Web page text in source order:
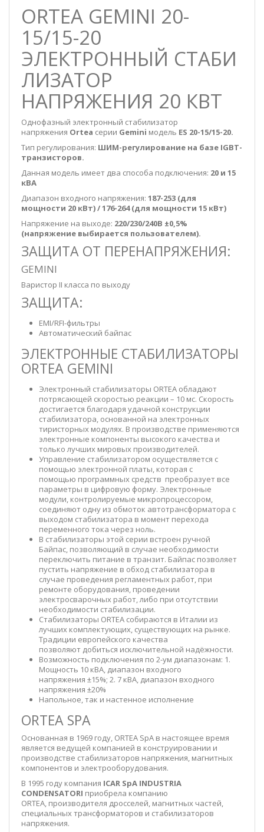
ORTEA GEMINI 20-
15/15-20
ЭЛЕКТРОННЫЙ СТАБИ
ЛИЗАТОР
НАПРЯЖЕНИЯ 20 КВТ
Однофазный электронный стабилизатор
напряжения Ortea серии Gemini модель ES 20-15/15-20.
Тип регулирования: ШИМ-регулирование на базе IGBT-
транзисторов.
Данная модель имеет два способа подключения: 20 и 15
кВА
Диапазон входного напряжения: 187-253 (для
мощности 20 кВт) / 176-264 (для мощности 15 кВт)
Напряжение на выходе: 220/230/240В ±0,5%
(напряжение выбирается пользователем).
ЗАЩИТА ОТ ПЕРЕНАПРЯЖЕНИЯ:
GEMINI
Варистор II класса по выходу
ЗАЩИТА:
EMI/RFI-фильтры
Автоматический байпас
ЭЛЕКТРОННЫЕ СТАБИЛИЗАТОРЫ
ORTEA GEMINI
Электронный стабилизаторы ORTEA обладают
потрясающей скоростью реакции – 10 мс. Скорость
достигается благодаря удачной конструкции
стабилизатора, основанной на электронных
тиристорных модулях. В производстве применяются
электронные компоненты высокого качества и
только лучших мировых производителей.
Управление стабилизатором осуществляется с
помощью электронной платы, которая с
помощью программных средств преобразует все
параметры в цифровую форму. Электронные
модули, контролируемые микропроцессором,
соединяют одну из обмоток автотрансформатора с
выходом стабилизатора в момент перехода
переменного тока через ноль.
В стабилизаторы этой серии встроен ручной
Байпас, позволяющий в случае необходимости
переключить питание в транзит. Байпас позволяет
пустить напряжение в обход стабилизатора в
случае проведения регламентных работ, при
ремонте оборудования, проведении
электросварочных работ, либо при отсутствии
необходимости стабилизации.
Стабилизаторы ORTEA собираются в Италии из
лучших комплектующих, существующих на рынке.
Традиции европейского качества
позволяют добиться исключительной надёжности.
Возможность подключения по 2-ум диапазонам: 1.
Мощность 10 кВА, диапазон входного
напряжения ±15%; 2. 7 кВА, диапазон входного
напряжения ±20%
Напольное, так и настенное исполнение
ORTEA SPA
Основанная в 1969 году, ORTEA SpA в настоящее время
является ведущей компанией в конструировании и
производстве стабилизаторов напряжения, магнитных
компонентов и электрооборудования.
В 1995 году компания ICAR SpA INDUSTRIA
CONDENSATORI приобрела компанию
ORTEA, производителя дросселей, магнитных частей,
специальных трансформаторов и стабилизаторов
напряжения.